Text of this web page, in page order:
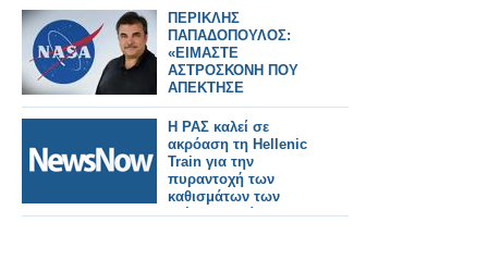
να
δραστηριοποιηθούν
στην κατασκευή
τροχαίου υλικού στη
χώρα.
ΠΕΡΙΚΛΗΣ
ΠΑΠΑΔΟΠΟΥΛΟΣ:
«ΕΙΜΑΣΤΕ
ΑΣΤΡΟΣΚΟΝΗ ΠΟΥ
ΑΠΕΚΤΗΣΕ
ΣΥΝΕΙΔΗΣΗ» – Ο
ΗΓΕΤΗΣ ΤΗΣ NASA
ΠΙΣΩ ΑΠΟ ΤΟ Artemis
II
Η ΡΑΣ καλεί σε
ακρόαση τη Hellenic
Train για την
πυραντοχή των
καθισμάτων των
τρένων- Τι είπε ο